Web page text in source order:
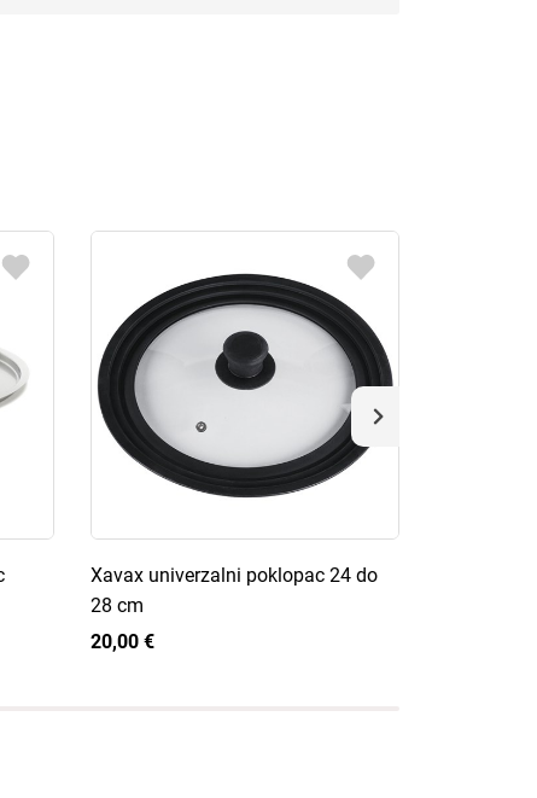
Xavax univerzalni poklopac 24 do
28 cm
20,00 €